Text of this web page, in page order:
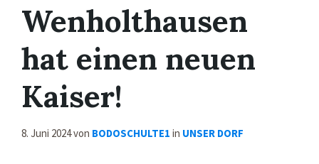
Wenholthausen
hat einen neuen
Kaiser!
8. Juni 2024von BODOSCHULTE1 in UNSER DORF